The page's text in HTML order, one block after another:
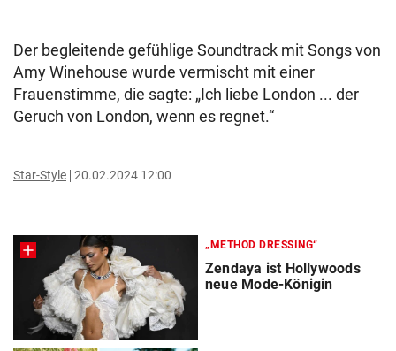
Der begleitende gefühlige Soundtrack mit Songs von
Amy Winehouse wurde vermischt mit einer
Frauenstimme, die sagte: „Ich liebe London ... der
Geruch von London, wenn es regnet.“
Star-Style 20.02.2024 12:00
„METHOD DRESSING“
Zendaya ist Hollywoods
neue Mode-Königin